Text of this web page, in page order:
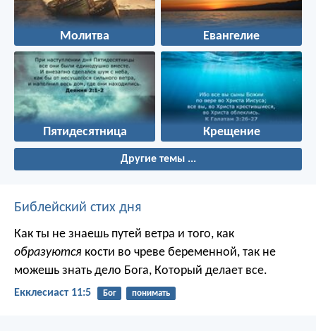
Молитва Евангелие
Пятидесятница Крещение
Другие темы ...
Библейский стих дня
Как ты не знаешь путей ветра и того, как
образуются кости во чреве беременной, так не
можешь знать дело Бога, Который делает все.
Екклесиаст 11:5 Бог понимать